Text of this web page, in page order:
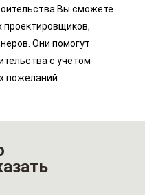
Вы сможете
проектировщиков,
Они помогут
с учетом
пожеланий.